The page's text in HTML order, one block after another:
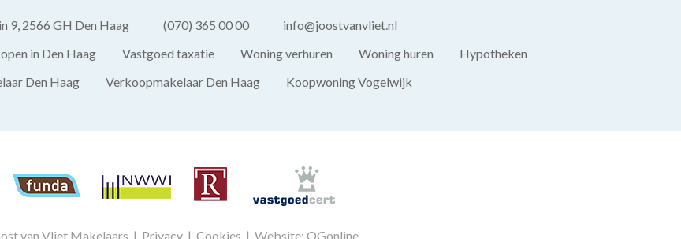
9, 2566 GH Den Haag (070) 365 00 00
info@joostvanvliet.nl
in Den Haag Vastgoed taxatie Woning verhuren Woning huren
Hypotheken
Den Haag
Verkoopmakelaar Den Haag Koopwoning Vogelwijk
van Vliet Makelaars | Privacy | Cookies | Website: OGonline